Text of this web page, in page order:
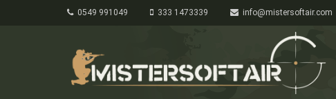
0549 991049 333 1473339 info@mistersoftair.com